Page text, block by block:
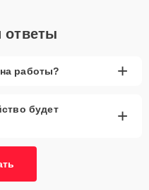
ответы
работы? +
будет
+